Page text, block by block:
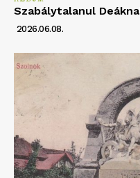
Szabálytalanul
2026.06.08.